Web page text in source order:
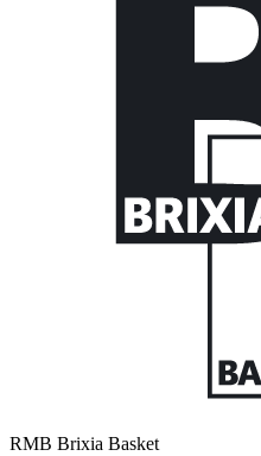
RMB Brixia Basket